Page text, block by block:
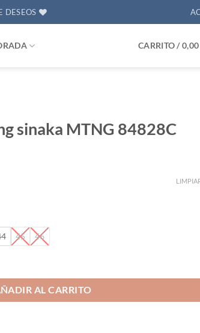
DESEOS
CARRITO /0,00
sinaka MTNG 84828C
45 46
AL CARRITO